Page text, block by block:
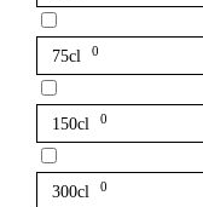
75cl 0
150cl 0
300cl 0